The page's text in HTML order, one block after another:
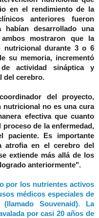
en el rendimiento de la
anteriores fueron
habían desarrollado una
mostraron que la
nutricional durante 3 o 6
su memoria, incrementó
de actividad sináptica y
del cerebro.
del proyecto,
no es una cura
efectiva que cuanto
proceso de la enfermedad,
paciente. Es importante
atrofia en el cerebro del
extiende más allá de los
anteriormente".
por los nutrientes activos
médicos especiales de
Souvenaid). La
por casi 20 años de